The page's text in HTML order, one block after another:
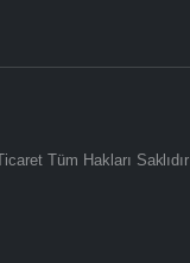
Tüm Hakları Saklıdır